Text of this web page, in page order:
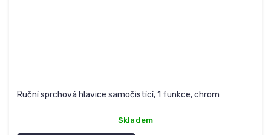
Ruční sprchová hlavice samočistící, 1 funkce, chrom
Skladem